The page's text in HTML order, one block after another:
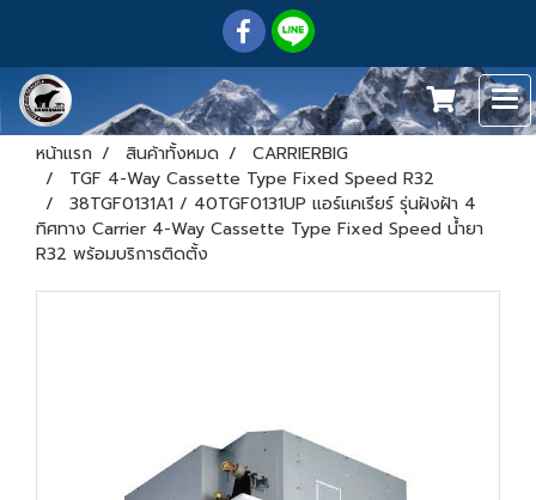
หน้าแรก สินค้าทั้งหมด
CARRIERBIG
TGF 4-Way Cassette Type Fixed Speed R32
38TGF0131A1 / 40TGF0131UP แอร์แคเรียร์ รุ่นฝังฝ้า 4
ทิศทาง Carrier 4-Way Cassette Type Fixed Speed น้ำยา
R32 พร้อมบริการติดตั้ง